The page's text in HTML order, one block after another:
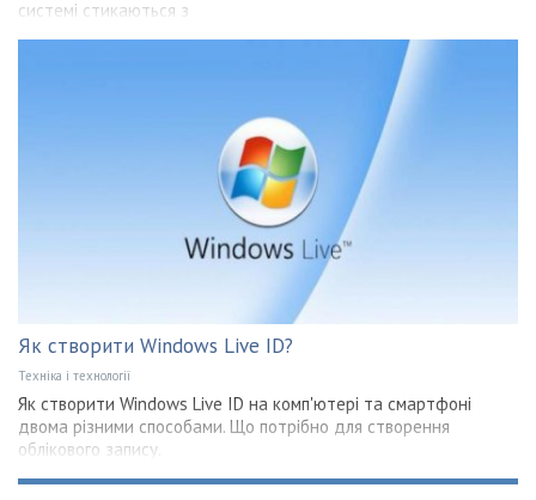
системі стикаються з
Як створити Windows Live ID?
Техніка і технології
Як створити Windows Live ID на комп'ютері та смартфоні
двома різними способами. Що потрібно для створення
облікового запису.